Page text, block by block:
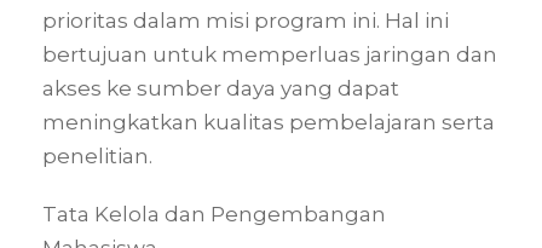
prioritas dalam misi program ini. Hal ini
bertujuan untuk memperluas jaringan dan
akses ke sumber daya yang dapat
meningkatkan kualitas pembelajaran serta
penelitian.
Tata Kelola dan Pengembangan